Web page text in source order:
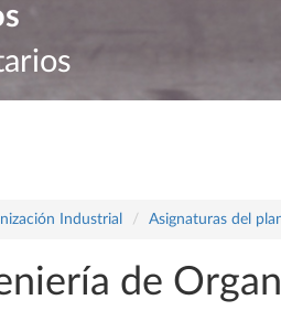
Industrial Asignaturas del
de